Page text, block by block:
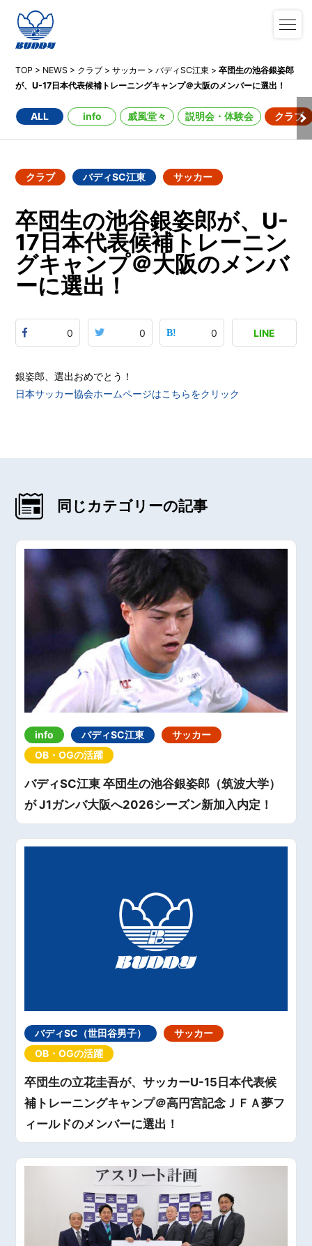
TOP > NEWS > クラブ >サッカー >バディSC江東 >卒団生の池谷銀姿郎
が、U-17日本代表候補トレーニングキャンプ＠大阪のメンバーに選出！
ALL info 威風堂々 説明会・体験会 クラブ
クラブ バディSC江東 サッカー
卒団生の池谷銀姿郎が、U-
17日本代表候補トレーニン
グキャンプ＠大阪のメンバ
ーに選出！
0 0 0 LINE
銀姿郎、選出おめでとう！
日本サッカー協会ホームページはこちらをクリック
同じカテゴリーの記事
info バディSC江東
サッカー
OB・OGの活躍
バディSC江東 卒団生の池谷銀姿郎（筑波大学）
が J1ガンバ大阪へ2026シーズン新加入内定！
バディSC（世田谷男子）
サッカー
OB・OGの活躍
卒団生の立花圭吾が、サッカーU-15日本代表候
補トレーニングキャンプ＠高円宮記念ＪＦＡ夢フ
ィールドのメンバーに選出！